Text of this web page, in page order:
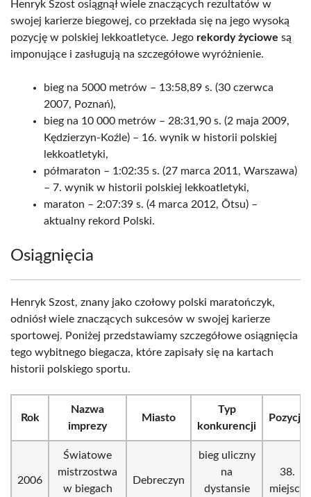
Henryk Szost osiągnął wiele znaczących rezultatów w
swojej karierze biegowej, co przekłada się na jego wysoką
pozycję w polskiej lekkoatletyce. Jego rekordy życiowe są
imponujące i zasługują na szczegółowe wyróżnienie.
bieg na 5000 metrów – 13:58,89 s. (30 czerwca
2007, Poznań),
bieg na 10 000 metrów – 28:31,90 s. (2 maja 2009,
Kędzierzyn-Koźle) – 16. wynik w historii polskiej
lekkoatletyki,
półmaraton – 1:02:35 s. (27 marca 2011, Warszawa)
– 7. wynik w historii polskiej lekkoatletyki,
maraton – 2:07:39 s. (4 marca 2012, Ōtsu) –
aktualny rekord Polski.
Osiągnięcia
Henryk Szost, znany jako czołowy polski maratończyk,
odniósł wiele znaczących sukcesów w swojej karierze
sportowej. Poniżej przedstawiamy szczegółowe osiągnięcia
tego wybitnego biegacza, które zapisały się na kartach
historii polskiego sportu.
Rok
Nazwa
imprezy
Miasto
Typ
konkurencji
Pozycja
2006
Światowe
mistrzostwa
w biegach
Debreczyn
bieg uliczny
na
dystansie
38.
miejsce